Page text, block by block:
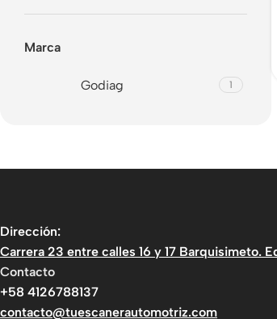
Marca
Godiag 1
Dirección:
Carrera 23 entre calles 16 y 17 Barquisimeto.
Contacto
+58 4126788137
contacto@tuescanerautomotriz.com